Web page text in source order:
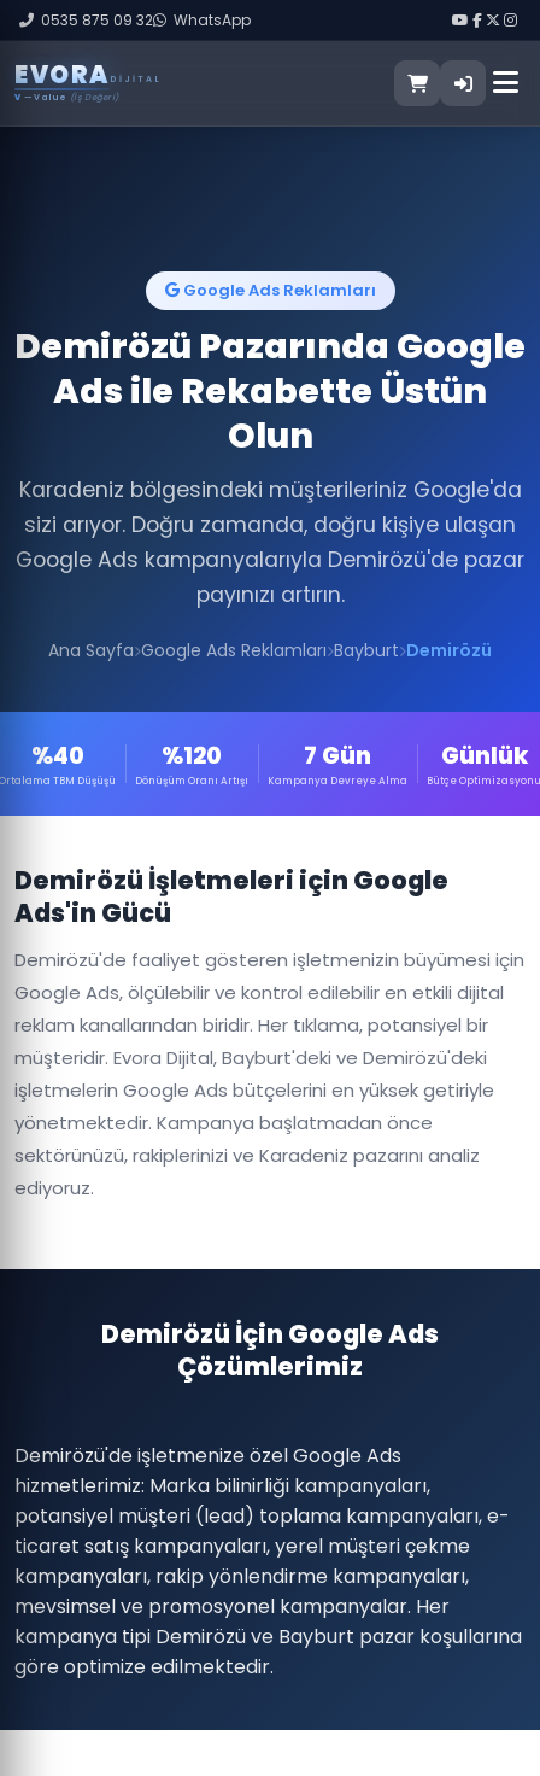
0535 875 09 32 WhatsApp
EVORA DIJITAL
V — Value (İş Değeri)
Google Ads Reklamları
Demirözü Pazarında Google
Ads ile Rekabette Üstün
Olun
Karadeniz bölgesindeki müşterileriniz Google'da
sizi arıyor. Doğru zamanda, doğru kişiye ulaşan
Google Ads kampanyalarıyla Demirözü'de pazar
payınızı artırın.
Ana Sayfa Google Ads Reklamları Bayburt Demirözü
%40
Ortalama TBM Düşüşü
%120
Dönüşüm Oranı Artışı
7 Gün
Kampanya Devreye Alma
Günlük
Bütçe Optimizasyonu
Demirözü İşletmeleri için Google
Ads'in Gücü
Demirözü'de faaliyet gösteren işletmenizin büyümesi için
Google Ads, ölçülebilir ve kontrol edilebilir en etkili dijital
reklam kanallarından biridir. Her tıklama, potansiyel bir
müşteridir. Evora Dijital, Bayburt'deki ve Demirözü'deki
işletmelerin Google Ads bütçelerini en yüksek getiriyle
yönetmektedir. Kampanya başlatmadan önce
sektörünüzü, rakiplerinizi ve Karadeniz pazarını analiz
ediyoruz.
Demirözü İçin Google Ads
Çözümlerimiz
Demirözü'de işletmenize özel Google Ads
hizmetlerimiz: Marka bilinirliği kampanyaları,
potansiyel müşteri (lead) toplama kampanyaları, e-
ticaret satış kampanyaları, yerel müşteri çekme
kampanyaları, rakip yönlendirme kampanyaları,
mevsimsel ve promosyonel kampanyalar. Her
kampanya tipi Demirözü ve Bayburt pazar koşullarına
göre optimize edilmektedir.